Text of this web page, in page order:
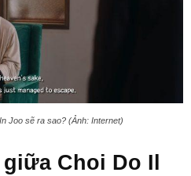
Joo sẽ ra sao? (Ảnh: Internet)
Choi Do Il